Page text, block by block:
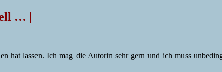
… |
hat lassen. Ich mag die Autorin sehr gern und ich muss